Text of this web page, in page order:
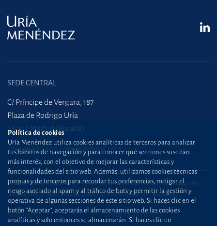
SEDE CENTRAL
C/ Príncipe de Vergara, 187
Plaza de Rodrigo Uría
28002 Madrid (España)
+34 915 860 400 madrid@uria.com
Uría Menéndez Abogados, S.L.P. | Registro Mercantil de Madrid, Tomo 24490 del
Libro de Inscripciones Folio 42, Sección 8, Hoja M-43976. NIF: B28563963
Mapa web Política de cookies
Política de cookies
Uría Menéndez utiliza cookies analíticas de terceros para analizar
tus hábitos de navegación y para conocer qué secciones suscitan
más interés, con el objetivo de mejorar las características y
funcionalidades del sitio web. Además, utilizamos cookies técnicas
propias y de terceros para recordar tus preferencias, mitigar el
riesgo asociado al spam y al tráfico de bots y permitir la gestión y
operativa de algunas secciones de este sitio web. Si haces clic en el
botón "Aceptar", aceptarás el almacenamiento de las cookies
analíticas y solo entonces se almacenarán. Si haces clic en